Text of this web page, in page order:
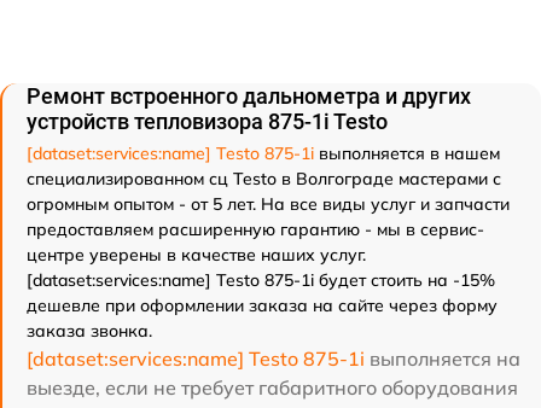
Ремонт встроенного дальнометра и других
устройств тепловизора 875-1i Testo
[dataset:services:name] Testo 875-1i выполняется в нашем
специализированном сц Testo в Волгограде мастерами с
огромным опытом - от 5 лет. На все виды услуг и запчасти
предоставляем расширенную гарантию - мы в сервис-
центре уверены в качестве наших услуг.
[dataset:services:name] Testo 875-1i будет стоить на -15%
дешевле при оформлении заказа на сайте через форму
заказа звонка.
[dataset:services:name] Testo 875-1i выполняется на
выезде, если не требует габаритного оборудования